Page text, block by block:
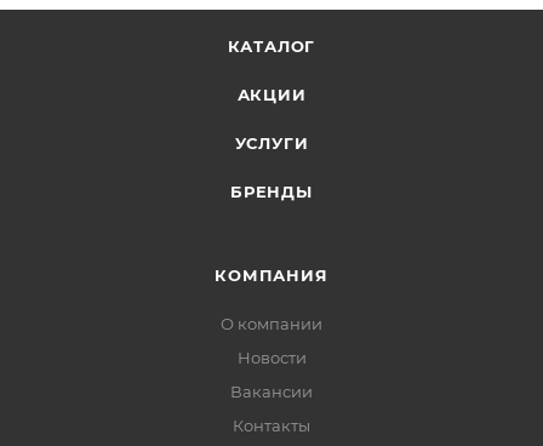
КАТАЛОГ
АКЦИИ
УСЛУГИ
БРЕНДЫ
КОМПАНИЯ
О компании
Новости
Вакансии
Контакты